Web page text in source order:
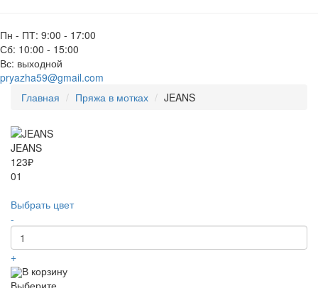
Пн - ПТ: 9:00 - 17:00
Сб: 10:00 - 15:00
Вс: выходной
pryazha59@gmail.com
Главная
Пряжа в мотках JEANS
JEANS
123₽
01
Выбрать цвет
-
+
В корзину
Выберите